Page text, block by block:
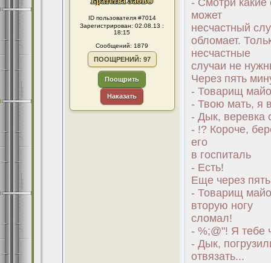
ID пользователя #7014
Зарегистрирован: 02.08.13 :
18:15
Сообщений: 1879
ПООЩРЕНИЙ: 97
Поощрить
Наказать
- Смотри
может
несчастный
обломает.
несчастные
случаи не
Через пять
- Товарищ
- Твою мать, я
- Дык, веревка
- !? Короче,
его
в госпиталь
- Есть!
Еще через
- Товарищ
вторую ногу
сломал!
- %;@"! Я тебе
- Дык,
отвязать...